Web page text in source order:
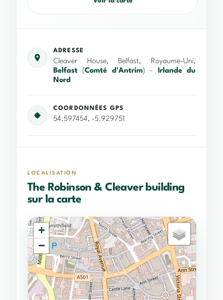
ADRESSE
Cleaver House, Belfast, Royaume-Uni,
Belfast (Comté d'Antrim) - Irlande du
Nord
COORDONNÉES GPS
54.597454, -5.929751
LOCALISATION
The Robinson & Cleaver building
sur la carte
+
−